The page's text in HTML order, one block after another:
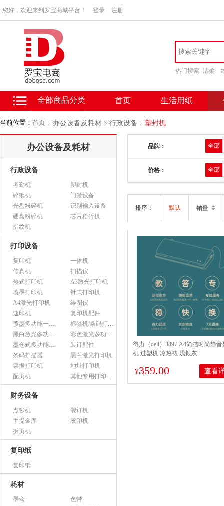
您好，欢迎来到罗宝商城平台！ 登录 注册
热门搜索 洁柔
全部商品分类 首页 生活用纸
当前位置： 首页 办公设备及耗材 行政设备 塑封机
办公设备及耗材
行政设备
考勤机
塑封机
碎纸机
门禁设备
光盘粉碎机
识别输入设备
硬盘粉碎机
芯片粉碎机
指纹机
打印设备
复印机
一体机
传真机
扫描仪
热式打印机
A3激光打印机
喷墨打印机
针式打印机
A4激光打印机
绘图仪
速印机
复印机配件
喷墨多功能一体机
标签机/条码打印机
黑白激光多功能一体机
彩色激光多功能一体机
墨仓式多功能一体机
装订配件
条码扫描器
黑白激光打印机
票据打印机
地址打印机
配页机
其他专用打印设备
财务设备
点钞机
装订机
手提金库
胶印机
拆页机
复印纸
复印纸
耗材
墨盒
色带
品牌： 全部
价格： 全部
排序： 默认 销量
得力（deli）3897 A4简洁时尚静
机 过塑机 冷热裱 浅银灰
¥359.00 查看